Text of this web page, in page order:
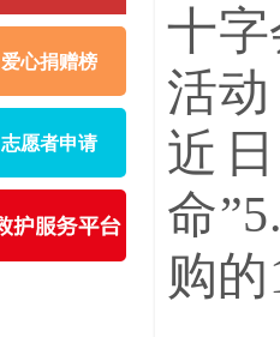
爱心捐赠榜
志愿者申请
十字
活
近
命
购